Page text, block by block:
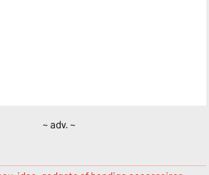
~ adv. ~